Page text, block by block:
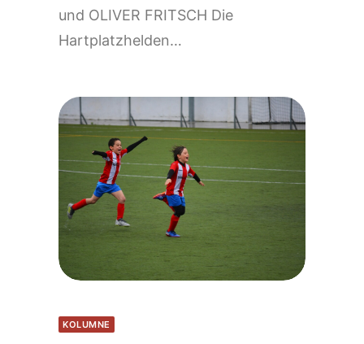
und OLIVER FRITSCH Die
Hartplatzhelden…
KOLUMNE